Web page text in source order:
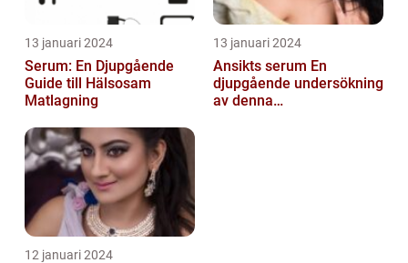
13 januari 2024
Serum: En Djupgående
Guide till Hälsosam
Matlagning
13 januari 2024
Ansikts serum En
djupgående undersökning
av denna
12 januari 2024